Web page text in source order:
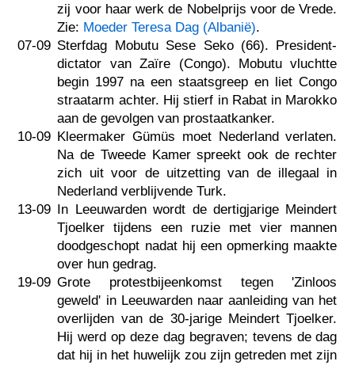
zij voor haar werk de Nobelprijs voor de Vrede.
Zie: Moeder Teresa Dag (Albanië).
07-09 Sterfdag Mobutu Sese Seko (66). President-
dictator van Zaïre (Congo). Mobutu vluchtte
begin 1997 na een staatsgreep en liet Congo
straatarm achter. Hij stierf in Rabat in Marokko
aan de gevolgen van prostaatkanker.
10-09 Kleermaker Gümüs moet Nederland verlaten.
Na de Tweede Kamer spreekt ook de rechter
zich uit voor de uitzetting van de illegaal in
Nederland verblijvende Turk.
13-09 In Leeuwarden wordt de dertigjarige Meindert
Tjoelker tijdens een ruzie met vier mannen
doodgeschopt nadat hij een opmerking maakte
over hun gedrag.
19-09 Grote protestbijeenkomst tegen 'Zinloos
geweld' in Leeuwarden naar aanleiding van het
overlijden van de 30-jarige Meindert Tjoelker.
Hij werd op deze dag begraven; tevens de dag
dat hij in het huwelijk zou zijn getreden met zijn